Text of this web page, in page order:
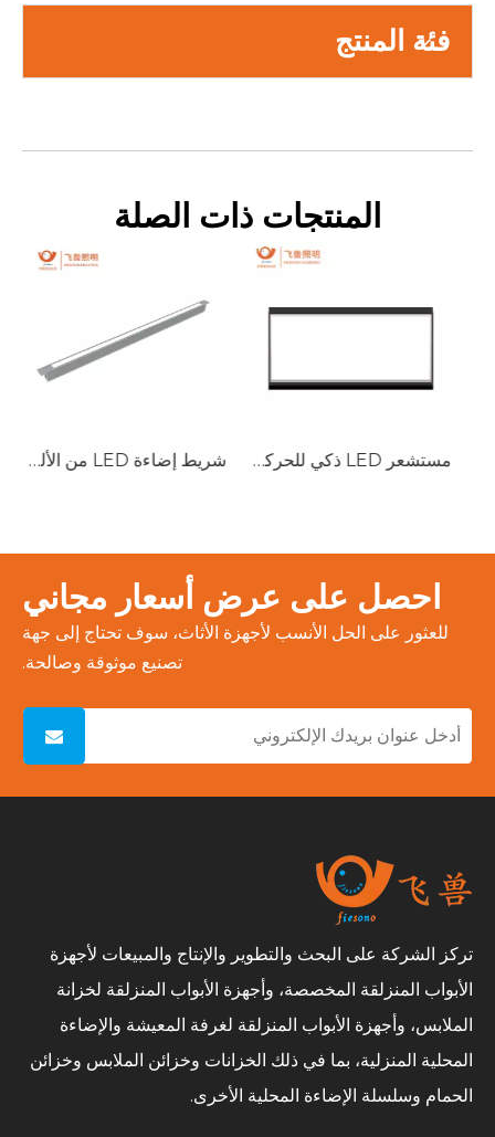
فئة المنتج
المنتجات ذات الصلة
مستشعر LED ذكي للحركة بقاعدة زجاجية لخزانة الحائط وأرضية الخزانة تحت ضوء الخزانة لوحة إضاءة LED تحت الخزانة من SmartLife Pro مع مستشعر للحركة وقاعدة زجاجية
احصل على عرض أسعار مجاني
للعثور على الحل الأنسب لأجهزة الأثاث، سوف تحتاج إلى جهة
تصنيع موثوقة وصالحة.
تركز الشركة على البحث والتطوير والإنتاج والمبيعات لأجهزة
الأبواب المنزلقة المخصصة، وأجهزة الأبواب المنزلقة لخزانة
الملابس، وأجهزة الأبواب المنزلقة لغرفة المعيشة والإضاءة
المحلية المنزلية، بما في ذلك الخزانات وخزائن الملابس وخزائن
الحمام وسلسلة الإضاءة المحلية الأخرى.